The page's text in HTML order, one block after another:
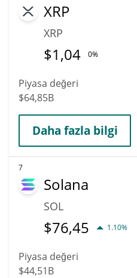
XRP
XRP
$1,04 0%
Piyasa değeri
$64,85B
Daha fazla bilgi
7
Solana
SOL
$76,45 1.10%
Piyasa değeri
$44,51B